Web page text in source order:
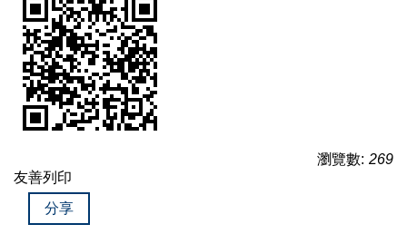
瀏覽數: 269
友善列印
分享